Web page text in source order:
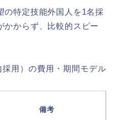
の特定技能外国人を1名採
かからず、比較的スピー
用）の費用・期間モデル
備考